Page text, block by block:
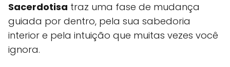
Sacerdotisa traz uma fase de mudança
guiada por dentro, pela sua sabedoria
interior e pela intuição que muitas vezes você
ignora.